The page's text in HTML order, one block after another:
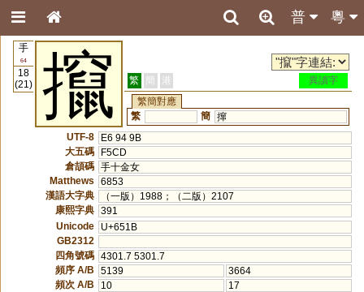
粵
普
手
64
18
(21)
攛 繁 簡 港
異讀字
繁簡對應
繁
簡 撺
UTF-8
E6 94 9B
大五碼
F5CD
倉頡碼 手十金女
Matthews
6853
漢語大字典
（一版）1988；（二版）2107
康熙字典 391
Unicode
U+651B
GB2312
四角號碼 4301.7 5301.7
頻序 A/B
5139
3664
頻次 A/B
10
17